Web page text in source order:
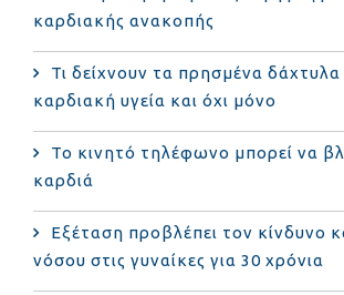
καρδιακής ανακοπής
Τι δείχνουν τα πρησμένα δάχτυλα
καρδιακή υγεία και όχι μόνο
Το κινητό τηλέφωνο μπορεί να
καρδιά
Eξέταση προβλέπει τον κίνδυνο
νόσου στις γυναίκες για 30 χρόνια